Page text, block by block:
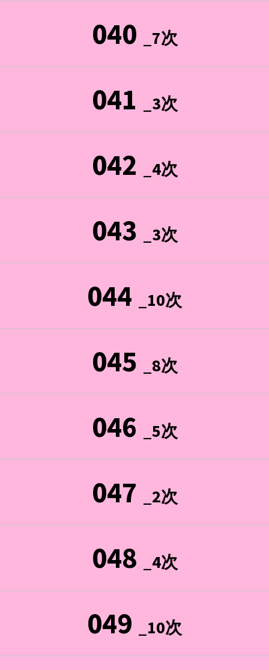
040 _7次
041 _3次
042 _4次
043 _3次
044 _10次
045 _8次
046 _5次
047 _2次
048 _4次
049 _10次